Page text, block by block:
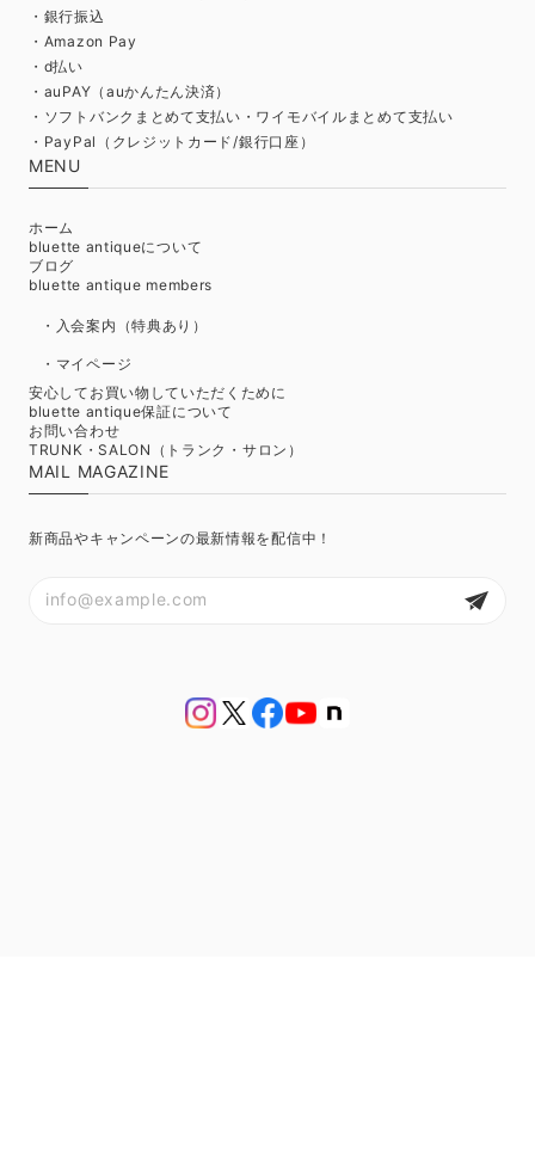
・銀行振込
・Amazon Pay
・d払い
・auPAY（auかんたん決済）
・ソフトバンクまとめて支払い・ワイモバイルまとめて支払い
・PayPal（クレジットカード/銀行口座）
MENU
ホーム
bluette antiqueについて
ブログ
bluette antique members
・入会案内（特典あり）
・マイページ
安心してお買い物していただくために
bluette antique保証について
お問い合わせ
TRUNK・SALON（トランク・サロン）
MAIL MAGAZINE
新商品やキャンペーンの最新情報を配信中！